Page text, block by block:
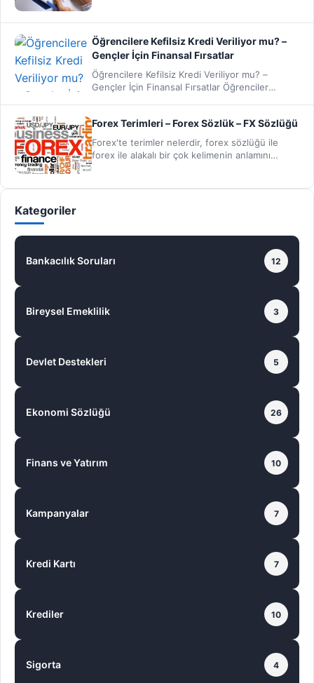
Öğrencilere Kefilsiz Kredi Veriliyor mu? –
Gençler İçin Finansal Fırsatlar
Öğrencilere Kefilsiz Kredi Veriliyor mu? –
Gençler İçin Finansal Fırsatlar Öğrenciler
Forex Terimleri – Forex Sözlük – FX Sözlüğü
Forex'te terimler nelerdir, forex sözlüğü ile
forex ile alakalı bir çok kelimenin anlamını
Kategoriler
Bankacılık Soruları 12
Bireysel Emeklilik 3
Devlet Destekleri 5
Ekonomi Sözlüğü 26
Finans ve Yatırım 10
Kampanyalar 7
Kredi Kartı 7
Krediler 10
Sigorta 4